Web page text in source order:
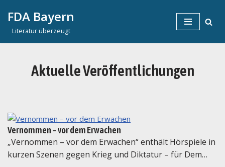
Zum
FDA Bayern
Literatur überzeugt
Aktuelle Veröffentlichungen
Vernommen – vor dem Erwachen
„Vernommen – vor dem Erwachen“ enthält Hörspiele in
kurzen Szenen gegen Krieg und Diktatur – für Dem…